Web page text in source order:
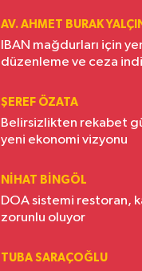
AV. AHMET BURAK
IBAN mağdurları için
düzenleme ve ceza
ŞEREF ÖZATA
Belirsizlikten rekabet
yeni ekonomi vizyonu
NIHAT BINGÖL
DOA sistemi restoran,
zorunlu oluyor
TUBA SARAÇOĞLU